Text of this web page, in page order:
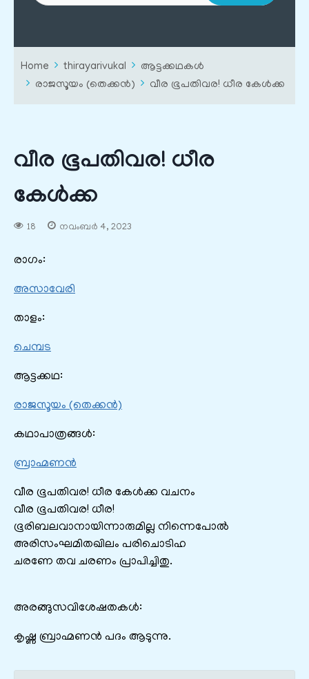
Home thirayarivukal
ആട്ടക്കഥകൾ
രാജസൂയം (തെക്കൻ)
വീര ഭൂപതിവര! ധീര കേൾക്ക
വീര ഭൂപതിവര! ധീര
കേൾക്ക
18 നവംബർ 4, 2023
രാഗം:
അസാവേരി
താളം:
ചെമ്പട
ആട്ടക്കഥ:
രാജസൂയം (തെക്കൻ)
കഥാപാത്രങ്ങൾ:
ബ്രാഹ്മണൻ
വീര ഭൂപതിവര! ധീര കേൾക്ക വചനം
വീര ഭൂപതിവര! ധീര!
ഭൂരിബലവാനായിന്നാരുമില്ല നിന്നെപോൽ
അരിസംഘമിതഖിലം പരിചൊടിഹ
ചരണേ തവ ചരണം പ്രാപിച്ചിതു.
അരങ്ങുസവിശേഷതകൾ:
കൃഷ്ണ ബ്രാഹ്മണൻ പദം ആടുന്നു.